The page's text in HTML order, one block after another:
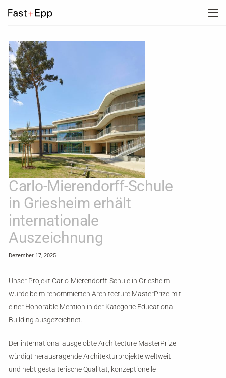
UNTERNEHMEN
NEWS
KARRIERE
KONTAKT
Carlo-Mierendorff-Schule
in Griesheim erhält
internationale
Auszeichnung
Dezember 17, 2025
Unser Projekt Carlo-Mierendorff-Schule in Griesheim
wurde beim renommierten Architecture MasterPrize mit
einer Honorable Mention in der Kategorie Educational
Building ausgezeichnet.
Der international ausgelobte Architecture MasterPrize
würdigt herausragende Architekturprojekte weltweit
und hebt gestalterische Qualität, konzeptionelle